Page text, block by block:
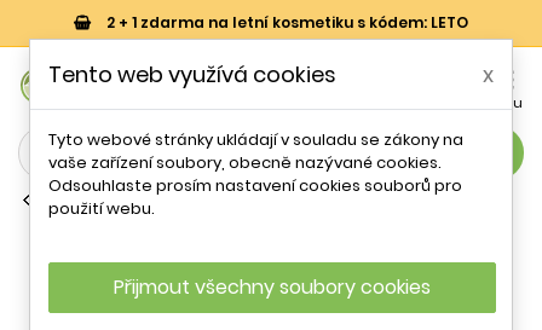
2 + 1 zdarma na letní kosmetiku s kódem: LETO

Menu
search
Laky a spreje na vlasy
Care Original Hairspray 300 ml
- 24 %
Tento web využívá cookies x
Tyto webové stránky ukládají v souladu se zákony na
vaše zařízení soubory, obecně nazývané cookies.
Odsouhlaste prosím nastavení cookies souborů pro
použití webu.
Přijmout všechny soubory cookies